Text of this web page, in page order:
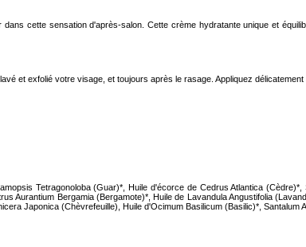
cette sensation d'après-salon. Cette crème hydratante unique et
et exfolié votre visage, et toujours après le rasage. Appliquez délicatement
Tetragonoloba (Guar)*, Huile d'écorce de Cedrus Atlantica
Bergamia (Bergamote)*, Huile de Lavandula Angustifolia
Japonica (Chèvrefeuille), Huile d'Ocimum Basilicum (Basilic)*, Santalum